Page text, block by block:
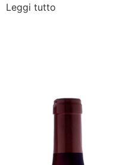
Leggi tutto